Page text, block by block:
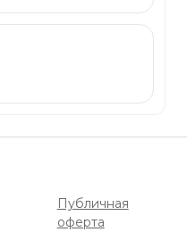
Публичная
оферта